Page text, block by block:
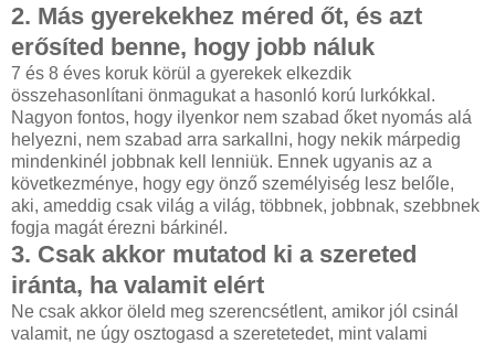
2. Más gyerekekhez méred őt, és azt
erősíted benne, hogy jobb náluk
7 és 8 éves koruk körül a gyerekek elkezdik
összehasonlítani önmagukat a hasonló korú lurkókkal.
Nagyon fontos, hogy ilyenkor nem szabad őket nyomás alá
helyezni, nem szabad arra sarkallni, hogy nekik márpedig
mindenkinél jobbnak kell lenniük. Ennek ugyanis az a
következménye, hogy egy önző személyiség lesz belőle,
aki, ameddig csak világ a világ, többnek, jobbnak, szebbnek
fogja magát érezni bárkinél.
3. Csak akkor mutatod ki a szereted
iránta, ha valamit elért
Ne csak akkor öleld meg szerencsétlent, amikor jól csinál
valamit, ne úgy osztogasd a szeretetedet, mint valami